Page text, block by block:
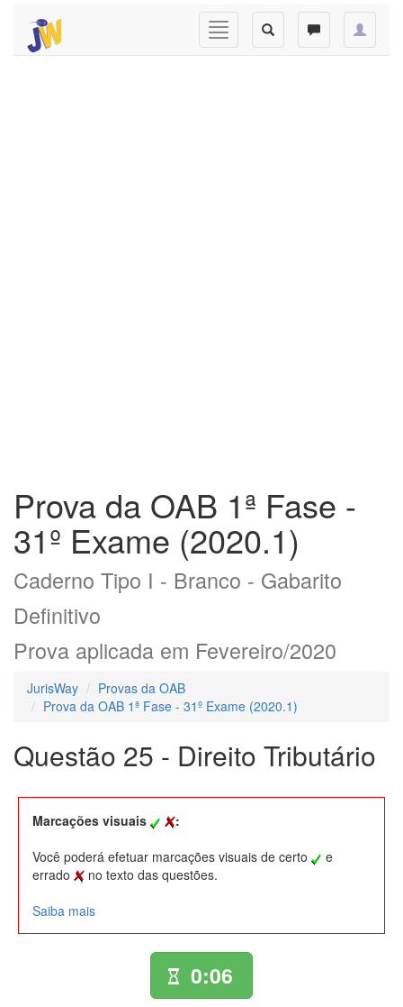
Prova da OAB 1ª Fase -
31º Exame (2020.1)
Caderno Tipo I - Branco - Gabarito
Definitivo
Prova aplicada em Fevereiro/2020
JurisWay
Provas da OAB
Prova da OAB 1ª Fase - 31º Exame (2020.1)
Questão 25 - Direito Tributário
Marcações visuais
:
Você poderá efetuar marcações visuais de certo
e
errado
no texto das questões.
Saiba mais
0:06